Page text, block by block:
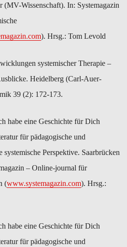
(MV-Wissenschaft). In: Systemagazin
). Hrsg.: Tom Levold
systemischer Therapie –
Heidelberg (Carl-Auer-
39 (2): 172-173.
habe eine Geschichte für Dich
für pädagogische und
Perspektive. Saarbrücken
– Online-journal für
​(www.systemagazin.com). Hrsg.:
habe eine Geschichte für Dich
für pädagogische und